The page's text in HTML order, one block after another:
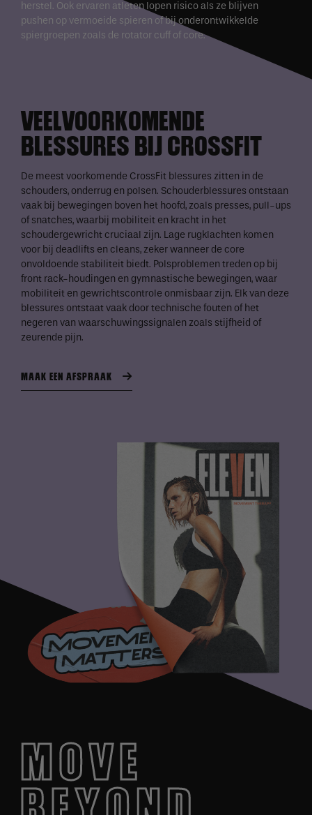
herstel. Ook ervaren atleten lopen risico als ze blijven
pushen op vermoeide spieren of bij onderontwikkelde
spiergroepen zoals de rotator cuff of core.
VEELVOORKOMENDE
BLESSURES BIJ CROSSFIT
De meest voorkomende CrossFit blessures zitten in de
schouders, onderrug en polsen. Schouderblessures ontstaan
vaak bij bewegingen boven het hoofd, zoals presses, pull-ups
of snatches, waarbij mobiliteit en kracht in het
schoudergewricht cruciaal zijn. Lage rugklachten komen
voor bij deadlifts en cleans, zeker wanneer de core
onvoldoende stabiliteit biedt. Polsproblemen treden op bij
front rack-houdingen en gymnastische bewegingen, waar
mobiliteit en gewrichtscontrole onmisbaar zijn. Elk van deze
blessures ontstaat vaak door technische fouten of het
negeren van waarschuwingssignalen zoals stijfheid of
zeurende pijn.
MAAK EEN AFSPRAAK
MOVE